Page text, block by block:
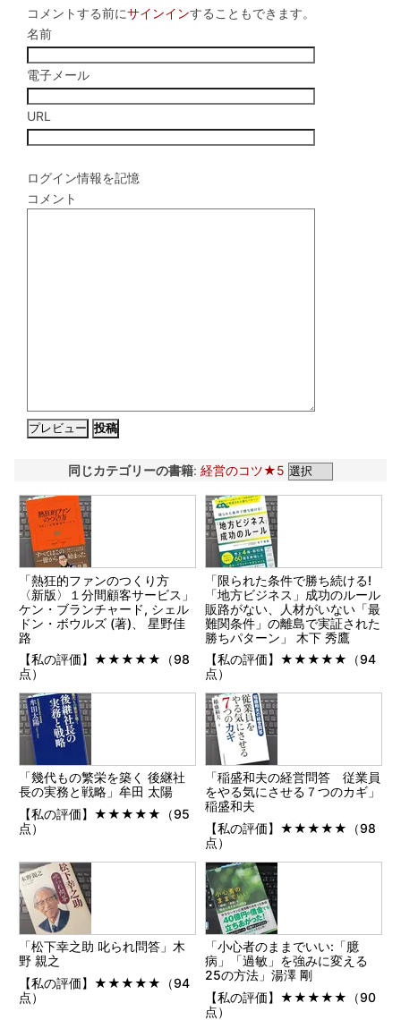
コメントする前にサインインすることもできます。
名前
電子メール
URL
ログイン情報を記憶
コメント
同じカテゴリーの書籍: 経営のコツ★5
「熱狂的ファンのつくり方
〈新版〉１分間顧客サービス」
ケン・ブランチャード, シェル
ドン・ボウルズ (著)、 星野佳
路
【私の評価】★★★★★（98
点）
「限られた条件で勝ち続ける!
「地方ビジネス」成功のルール
販路がない、人材がいない「最
難関条件」の離島で実証された
勝ちパターン」 木下 秀鷹
【私の評価】★★★★★（94
点）
「幾代もの繁栄を築く 後継社
長の実務と戦略」牟田 太陽
【私の評価】★★★★★（95
点）
「稲盛和夫の経営問答 従業員
をやる気にさせる７つのカギ」
稲盛和夫
【私の評価】★★★★★（98
点）
「松下幸之助 叱られ問答」木
野 親之
【私の評価】★★★★★（94
点）
「小心者のままでいい:「臆
病」「過敏」を強みに変える
25の方法」湯澤 剛
【私の評価】★★★★★（90
点）